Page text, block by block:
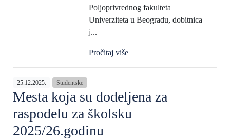
Poljoprivrednog fakulteta
Univerziteta u Beogradu, dobitnica
j...
Pročitaj više
25.12.2025. Studentske
Mesta koja su dodeljena za
raspodelu za školsku
2025/26.godinu